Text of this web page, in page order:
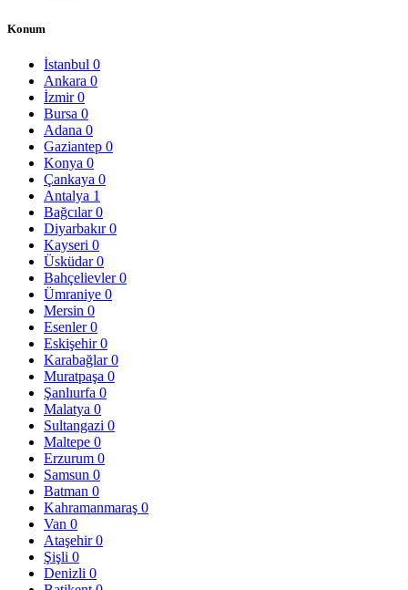
Konum
İstanbul 0
Ankara 0
İzmir0
Bursa 0
Adana 0
Gaziantep 0
Konya 0
Çankaya 0
Antalya 1
Bağcılar0
Diyarbakır0
Kayseri 0
Üsküdar0
Bahçelievler0
Ümraniye 0
Mersin 0
Esenler0
Eskişehir0
Karabağlar0
Muratpaşa 0
Şanlıurfa 0
Malatya 0
Sultangazi 0
Maltepe 0
Erzurum 0
Samsun 0
Batman 0
Kahramanmaraş 0
Van 0
Ataşehir0
Şişli 0
Denizli 0